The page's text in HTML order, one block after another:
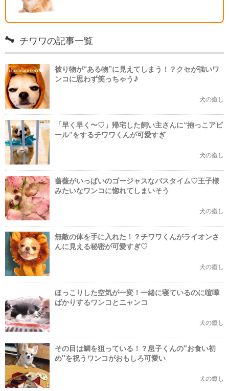
チワワの記事一覧
被り物が“ある物”に見えてしまう！？クセが強いワ
ンコに思わず笑っちゃう♪
犬の癒し
「早く早く〜♡」帰宅した飼い主さんに“抱っこアピ
ール”をするチワワくんが可愛すぎ
犬の癒し
薔薇がいっぱいのゴージャスなバスタイム♡王子様
みたいなワンコに惚れてしまいそう
犬の癒し
無敵の体を手に入れた！？チワワくんがライオンさ
んに見える秘密が可愛すぎ♡
犬の癒し
ほっこりした空気が一変！一緒に寝ているのに喧嘩
ばかりするワンコとニャンコ
犬の癒し
その目は鯛を狙っている！？息子くんの"お食い初
め"を祝うワンコがおもしろ可愛い
犬の癒し